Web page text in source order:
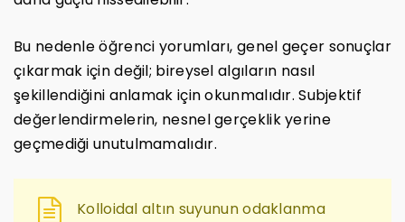
Bu nedenle öğrenci yorumları, genel geçer sonuçlar
çıkarmak için değil; bireysel algıların nasıl
şekillendiğini anlamak için okunmalıdır. Subjektif
değerlendirmelerin, nesnel gerçeklik yerine
geçmediği unutulmamalıdır.
Kolloidal altın suyunun odaklanma